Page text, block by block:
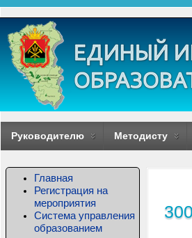
Руководителю Методисту
Главная
Регистрация на
мероприятия
Система управления
образованием